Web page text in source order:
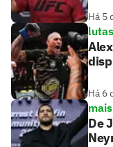
Há 5
lutas
Há 6
De